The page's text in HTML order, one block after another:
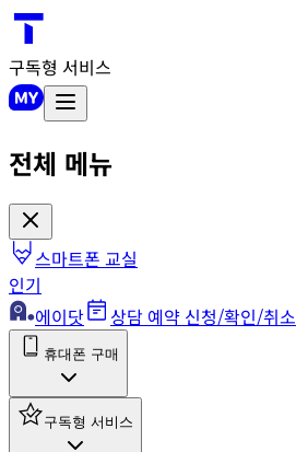
구독형 서비스
전체 메뉴
스마트폰 교실
인기
에이닷
상담 예약 신청/확인/취소
휴대폰 구매
구독형 서비스